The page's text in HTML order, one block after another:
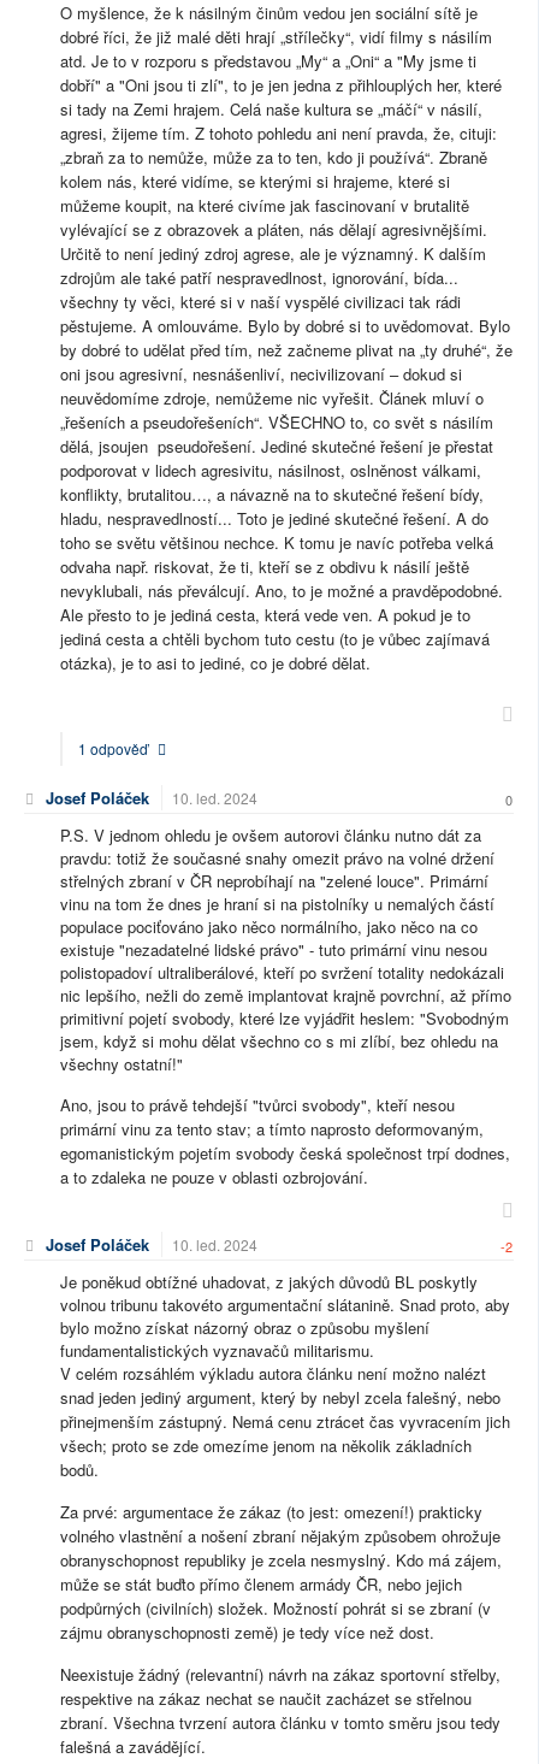
O myšlence, že k násilným činům vedou jen sociální sítě je
dobré říci, že již malé děti hrají „střílečky“, vidí filmy s násilím
atd. Je to v rozporu s představou „My“ a „Oni“ a "My jsme ti
dobří" a "Oni jsou ti zlí", to je jen jedna z přihlouplých her, které
si tady na Zemi hrajem. Celá naše kultura se „máčí“ v násilí,
agresi, žijeme tím. Z tohoto pohledu ani není pravda, že, cituji:
„zbraň za to nemůže, může za to ten, kdo ji používá“. Zbraně
kolem nás, které vidíme, se kterými si hrajeme, které si
můžeme koupit, na které civíme jak fascinovaní v brutalitě
vylévající se z obrazovek a pláten, nás dělají agresivnějšími.
Určitě to není jediný zdroj agrese, ale je významný. K dalším
zdrojům ale také patří nespravedlnost, ignorování, bída...
všechny ty věci, které si v naší vyspělé civilizaci tak rádi
pěstujeme. A omlouváme. Bylo by dobré si to uvědomovat. Bylo
by dobré to udělat před tím, než začneme plivat na „ty druhé“, že
oni jsou agresivní, nesnášenliví, necivilizovaní – dokud si
neuvědomíme zdroje, nemůžeme nic vyřešit. Článek mluví o
„řešeních a pseudořešeních“. VŠECHNO to, co svět s násilím
dělá, jsoujen pseudořešení. Jediné skutečné řešení je přestat
podporovat v lidech agresivitu, násilnost, oslněnost válkami,
konflikty, brutalitou…, a návazně na to skutečné řešení bídy,
hladu, nespravedlností... Toto je jediné skutečné řešení. A do
toho se světu většinou nechce. K tomu je navíc potřeba velká
odvaha např. riskovat, že ti, kteří se z obdivu k násilí ještě
nevyklubali, nás převálcují. Ano, to je možné a pravděpodobné.
Ale přesto to je jediná cesta, která vede ven. A pokud je to
jediná cesta a chtěli bychom tuto cestu (to je vůbec zajímavá
otázka), je to asi to jediné, co je dobré dělat.
1 odpověď
Josef Poláček 10. led. 2024 0
P.S. V jednom ohledu je ovšem autorovi článku nutno dát za
pravdu: totiž že současné snahy omezit právo na volné držení
střelných zbraní v ČR neprobíhají na "zelené louce". Primární
vinu na tom že dnes je hraní si na pistolníky u nemalých částí
populace pociťováno jako něco normálního, jako něco na co
existuje "nezadatelné lidské právo" - tuto primární vinu nesou
polistopadoví ultraliberálové, kteří po svržení totality nedokázali
nic lepšího, nežli do země implantovat krajně povrchní, až přímo
primitivní pojetí svobody, které lze vyjádřit heslem: "Svobodným
jsem, když si mohu dělat všechno co s mi zlíbí, bez ohledu na
všechny ostatní!"
Ano, jsou to právě tehdejší "tvůrci svobody", kteří nesou
primární vinu za tento stav; a tímto naprosto deformovaným,
egomanistickým pojetím svobody česká společnost trpí dodnes,
a to zdaleka ne pouze v oblasti ozbrojování.
Josef Poláček 10. led. 2024 -2
Je poněkud obtížné uhadovat, z jakých důvodů BL poskytly
volnou tribunu takovéto argumentační slátanině. Snad proto, aby
bylo možno získat názorný obraz o způsobu myšlení
fundamentalistických vyznavačů militarismu.
V celém rozsáhlém výkladu autora článku není možno nalézt
snad jeden jediný argument, který by nebyl zcela falešný, nebo
přinejmenším zástupný. Nemá cenu ztrácet čas vyvracením jich
všech; proto se zde omezíme jenom na několik základních
bodů.
Za prvé: argumentace že zákaz (to jest: omezení!) prakticky
volného vlastnění a nošení zbraní nějakým způsobem ohrožuje
obranyschopnost republiky je zcela nesmyslný. Kdo má zájem,
může se stát buďto přímo členem armády ČR, nebo jejich
podpůrných (civilních) složek. Možností pohrát si se zbraní (v
zájmu obranyschopnosti země) je tedy více než dost.
Neexistuje žádný (relevantní) návrh na zákaz sportovní střelby,
respektive na zákaz nechat se naučit zacházet se střelnou
zbraní. Všechna tvrzení autora článku v tomto směru jsou tedy
falešná a zavádějící.